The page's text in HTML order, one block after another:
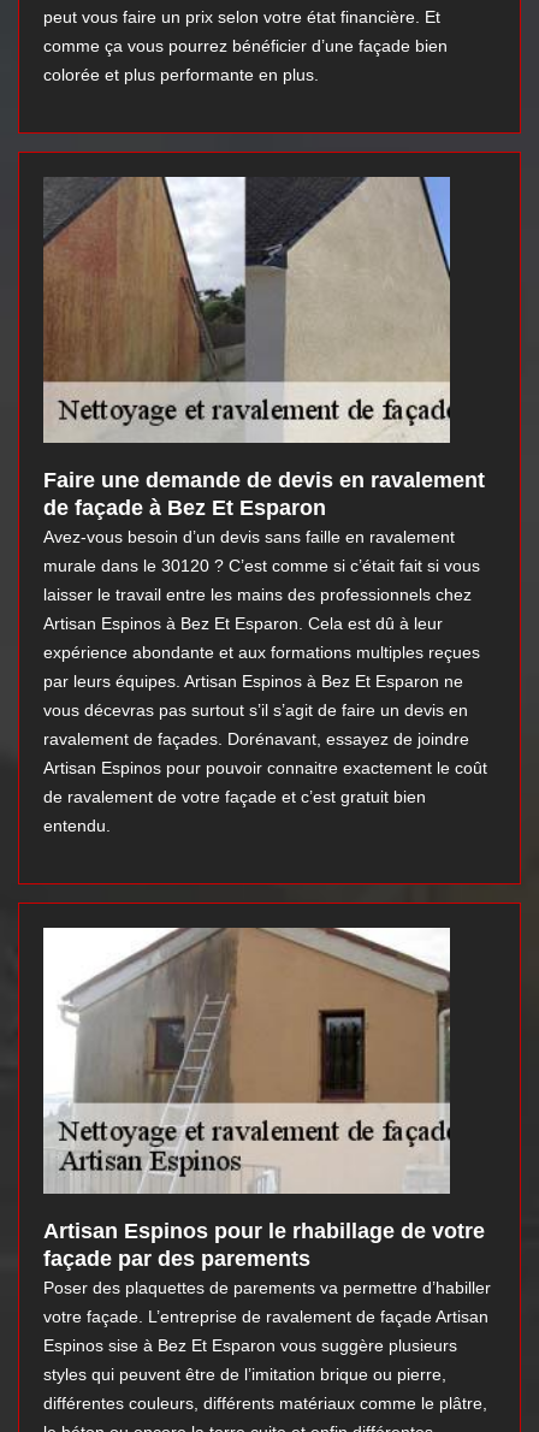
peut vous faire un prix selon votre état financière. Et
comme ça vous pourrez bénéficier d’une façade bien
colorée et plus performante en plus.
Faire une demande de devis en ravalement
de façade à Bez Et Esparon
Avez-vous besoin d’un devis sans faille en ravalement
murale dans le 30120 ? C’est comme si c’était fait si vous
laisser le travail entre les mains des professionnels chez
Artisan Espinos à Bez Et Esparon. Cela est dû à leur
expérience abondante et aux formations multiples reçues
par leurs équipes. Artisan Espinos à Bez Et Esparon ne
vous décevras pas surtout s’il s’agit de faire un devis en
ravalement de façades. Dorénavant, essayez de joindre
Artisan Espinos pour pouvoir connaitre exactement le coût
de ravalement de votre façade et c’est gratuit bien
entendu.
Artisan Espinos pour le rhabillage de votre
façade par des parements
Poser des plaquettes de parements va permettre d’habiller
votre façade. L’entreprise de ravalement de façade Artisan
Espinos sise à Bez Et Esparon vous suggère plusieurs
styles qui peuvent être de l’imitation brique ou pierre,
différentes couleurs, différents matériaux comme le plâtre,